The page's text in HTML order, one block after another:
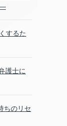
―
するた
護士に
ちのリセ